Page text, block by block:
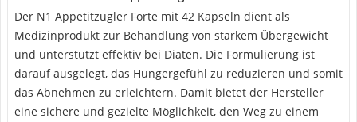
Der N1 Appetitzügler Forte mit 42 Kapseln dient als
Medizinprodukt zur Behandlung von starkem Übergewicht
und unterstützt effektiv bei Diäten. Die Formulierung ist
darauf ausgelegt, das Hungergefühl zu reduzieren und somit
das Abnehmen zu erleichtern. Damit bietet der Hersteller
eine sichere und gezielte Möglichkeit, den Weg zu einem